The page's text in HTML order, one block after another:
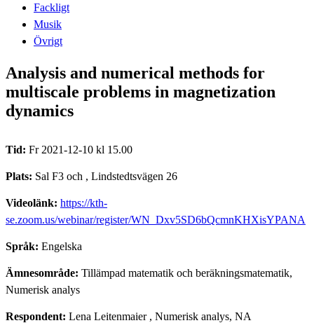
Fackligt
Musik
Övrigt
Analysis and numerical methods for
multiscale problems in magnetization
dynamics
Tid: Fr 2021-12-10 kl 15.00
Plats: Sal F3 och , Lindstedtsvägen 26
Videolänk: https://kth-
se.zoom.us/webinar/register/WN_Dxv5SD6bQcmnKHXisYPANA
Språk: Engelska
Ämnesområde: Tillämpad matematik och beräkningsmatematik,
Numerisk analys
Respondent: Lena Leitenmaier, Numerisk analys, NA